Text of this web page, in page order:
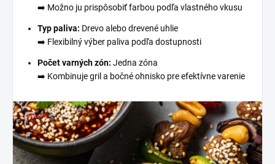
➡️ Možno ju prispôsobiť farbou podľa vlastného vkusu
Typ paliva: Drevo alebo drevené uhlie
➡️ Flexibilný výber paliva podľa dostupnosti
Počet varných zón: Jedna zóna
➡️ Kombinuje gril a bočné ohnisko pre efektívne varenie